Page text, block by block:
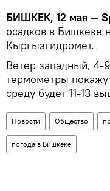
БИШКЕК, 12 мая —
осадков в Бишкеке
Кыргызгидромет.
Ветер западный, 4-
термометры
среду будет 11-13
Новости Общество
погода в Бишкеке